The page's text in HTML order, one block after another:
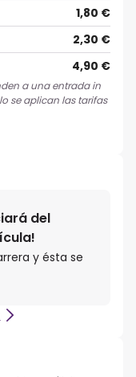
1,80 €
2,30 €
4,90 €
a una entrada in
se aplican las tarifas
del
y ésta se